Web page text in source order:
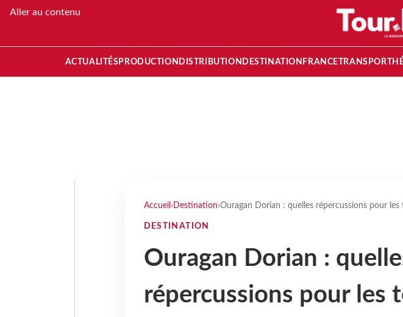
Aller au contenu
ACTUALITÉS PRODUCTION DISTRIBUTION DESTINATION FRANCETRANSPORT
Accueil › Destination›Ouragan Dorian : quelles répercussions pour les
DESTINATION
Ouragan Dorian :
répercussions pour les